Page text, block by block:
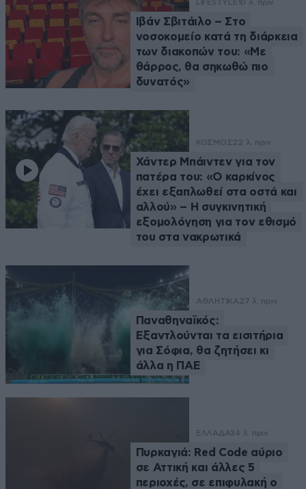
LIFESTYLE 10 λ. πριν
Ιβάν Σβιτάιλο – Στο
νοσοκομείο κατά τη διάρκεια
των διακοπών του: «Με
θάρρος, θα σηκωθώ πιο
δυνατός»
ΚΟΣΜΟΣ22 λ. πριν
Χάντερ Μπάιντεν για τον
πατέρα του: «Ο καρκίνος
έχει εξαπλωθεί στα οστά και
αλλού» – Η συγκινητική
εξομολόγηση για τον εθισμό
του στα νακρωτικά
ΑΘΛΗΤΙΚΑ27 λ. πριν
Παναθηναϊκός:
Εξαντλούνται τα εισιτήρια
για Σόφια, θα ζητήσει κι
άλλα η ΠΑΕ
ΕΛΛΑΔΑ34 λ. πριν
Πυρκαγιά: Red Code αύριο
σε Αττική και άλλες 5
περιοχές, σε επιφυλακή ο